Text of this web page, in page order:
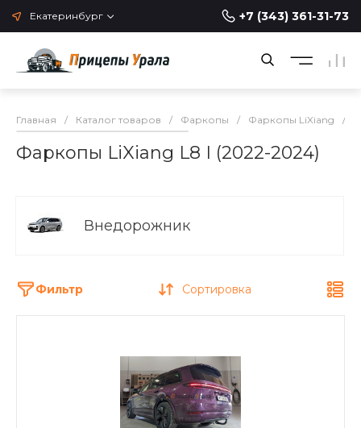
Екатеринбург +7 (343) 361-31-73
Главная / Каталог товаров / Фаркопы / Фаркопы LiXiang /
Фаркопы LiXiang L8 I (2022-2024)
Внедорожник
Фильтр Сортировка